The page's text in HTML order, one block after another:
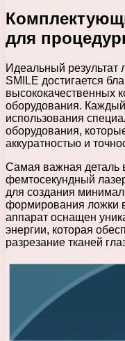
для
Идеальный результат
SMILE достигается
высококачественных
оборудования.
использования
оборудования,
аккуратностью и
Самая важная деталь
фемтосекундный
для создания
формирования ложки
аппарат оснащен
энергии, которая
разрезание тканей